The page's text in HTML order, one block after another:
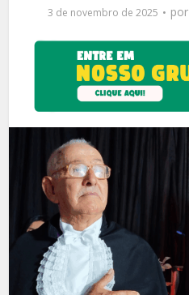
3 de novembro de 2025 por